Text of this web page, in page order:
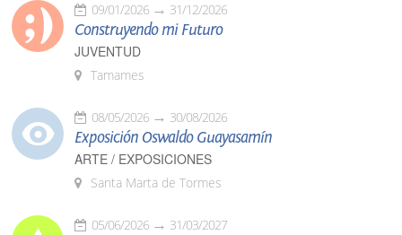
09/01/2026 31/12/2026
Construyendo mi Futuro
JUVENTUD
Tamames
08/05/2026 30/08/2026
Exposición Oswaldo Guayasamín
ARTE / EXPOSICIONES
Santa Marta de Tormes
05/06/2026 31/03/2027